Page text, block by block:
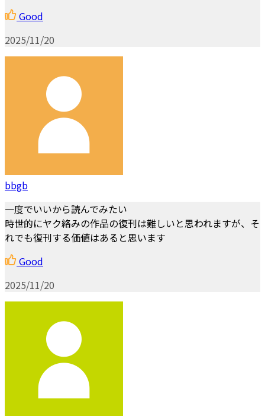
Good
2025/11/20
bbgb
一度でいいから読んでみたい
時世的にヤク絡みの作品の復刊は難しいと思われますが、そ
れでも復刊する価値はあると思います
Good
2025/11/20